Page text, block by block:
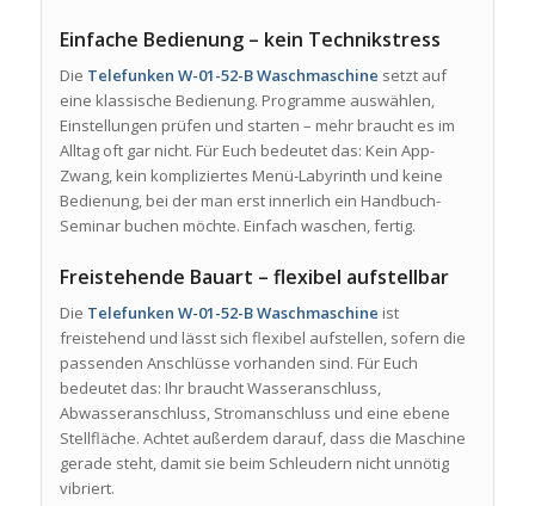
Einfache Bedienung – kein Technikstress
Die Telefunken W-01-52-B Waschmaschine setzt auf
eine klassische Bedienung. Programme auswählen,
Einstellungen prüfen und starten – mehr braucht es im
Alltag oft gar nicht. Für Euch bedeutet das: Kein App-
Zwang, kein kompliziertes Menü-Labyrinth und keine
Bedienung, bei der man erst innerlich ein Handbuch-
Seminar buchen möchte. Einfach waschen, fertig.
Freistehende Bauart – flexibel aufstellbar
Die Telefunken W-01-52-B Waschmaschine ist
freistehend und lässt sich flexibel aufstellen, sofern die
passenden Anschlüsse vorhanden sind. Für Euch
bedeutet das: Ihr braucht Wasseranschluss,
Abwasseranschluss, Stromanschluss und eine ebene
Stellfläche. Achtet außerdem darauf, dass die Maschine
gerade steht, damit sie beim Schleudern nicht unnötig
vibriert.